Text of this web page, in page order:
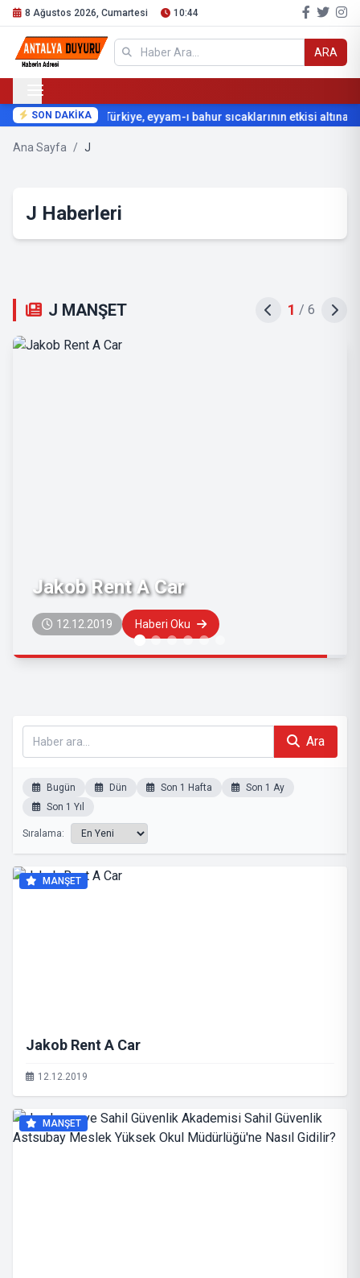
8 Ağustos 2026, Cumartesi 10:44
ARA
SON DAKİKA Türkiye, eyyam-ı bahur sıcaklarının etkisi altına
Ana Sayfa / J
J Haberleri
J MANŞET 2 / 6
Müdürlüğü'ne Nasıl Gidilir?
05.12.2019 Haberi Oku
Ara
Bugün Dün Son 1 Hafta
Son 1 Ay
Son 1 Yıl
Sıralama:
MANŞET
Jakob Rent A Car
12.12.2019
MANŞET